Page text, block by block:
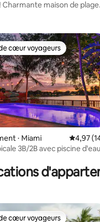
Charmante maison de plage
la base de 163
cœur voyageurs les plus
cœur voyageurs
⋅ Miami
4,97
3B/2B avec piscine d'eau
cœur voyageurs